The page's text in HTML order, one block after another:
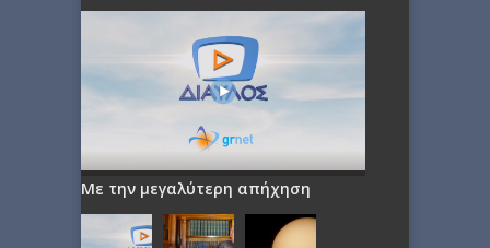
Με την μεγαλύτερη απήχηση